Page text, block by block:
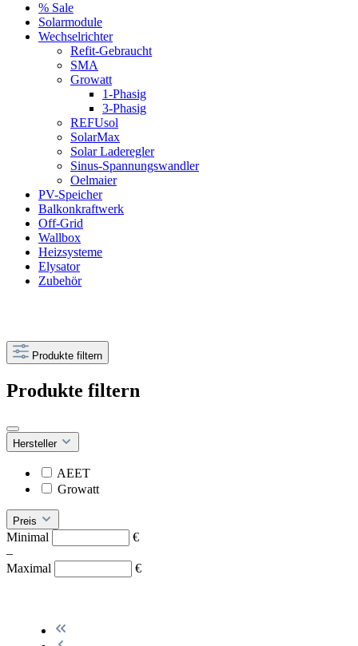
% Sale
Solarmodule
Wechselrichter
Refit-Gebraucht
SMA
Growatt
1-Phasig
3-Phasig
REFUsol
SolarMax
Solar Laderegler
Sinus-Spannungswandler
Oelmaier
PV-Speicher
Balkonkraftwerk
Off-Grid
Wallbox
Heizsysteme
Elysator
Zubehör
Produkte filtern
Produkte filtern
Hersteller
AEET
Growatt
Preis
Minimal
€
–
Maximal
€